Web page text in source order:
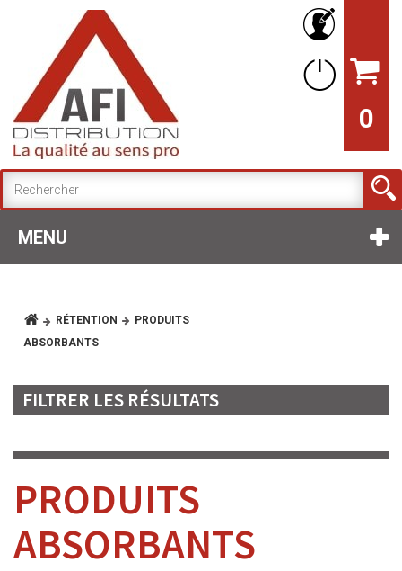
0
MENU
RÉTENTION
PRODUITS
ABSORBANTS
FILTRER LES RÉSULTATS
PRODUITS
ABSORBANTS